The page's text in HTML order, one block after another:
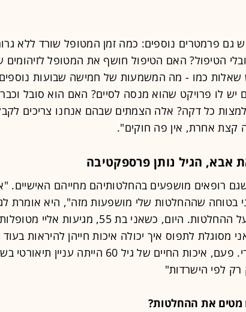
גם פרמטרים נוספים: כמה זמן המטופל שורד ללא
הטיפול? האם הטיפול חושף את המטופל לזיהומים
שאלות כמו - מה המשמעות של חמישה שבועות
יש לו פרויקט שהוא מנסה לסיים? האם הוא סובל
למצות כל דקה? אלה הצמתים שבהם אנחנו צריכים
קצת אחרת, אין פה חוקים".
אבא, הגיל נותן פרספקטיבה
רופאים מושפעים בהחלטותיהם מחייהם האישיים.
בטוחה שההחלטות שלי מושפעות מזה", היא אומרת
הגיל שלי משפיעה על ההחלטות. היום, כשאני בת 55, מגיעות
בכל קו טיפול אפשרי. פעם, איכות החיים של גיל 60 הייתה
רק לפי הישרדות"
מטים את ההחלטות?